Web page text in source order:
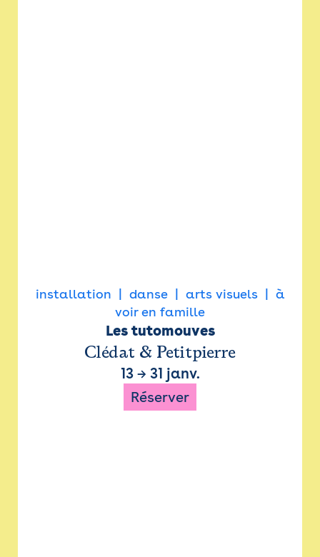
installation danse arts visuels
à
voir en famille
Les tutomouves
Clédat & Petitpierre
13→ 31 janv.
Réserver